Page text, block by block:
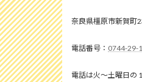
奈良県橿原市新賀町
0744-29-
電話は火～土曜日の